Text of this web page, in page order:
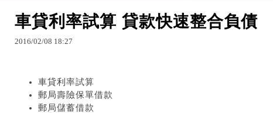
車貸利率試算 貸款快速整合負債
2016/02/08 18:27
車貸利率試算
郵局壽險保單借款
郵局儲蓄借款